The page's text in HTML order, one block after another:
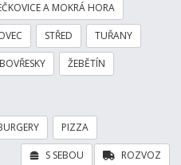
A MOKRÁ HORA
STŘED TUŘANY
ŽEBĚTÍN
PIZZA
ROZVOZ
S SEBOU